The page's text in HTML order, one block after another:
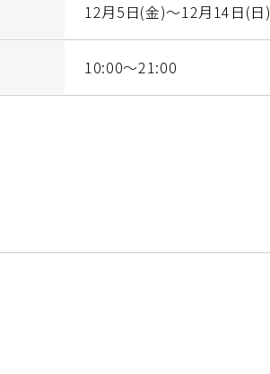
12月5日(金)～12月14日(日)
10:00～21:00